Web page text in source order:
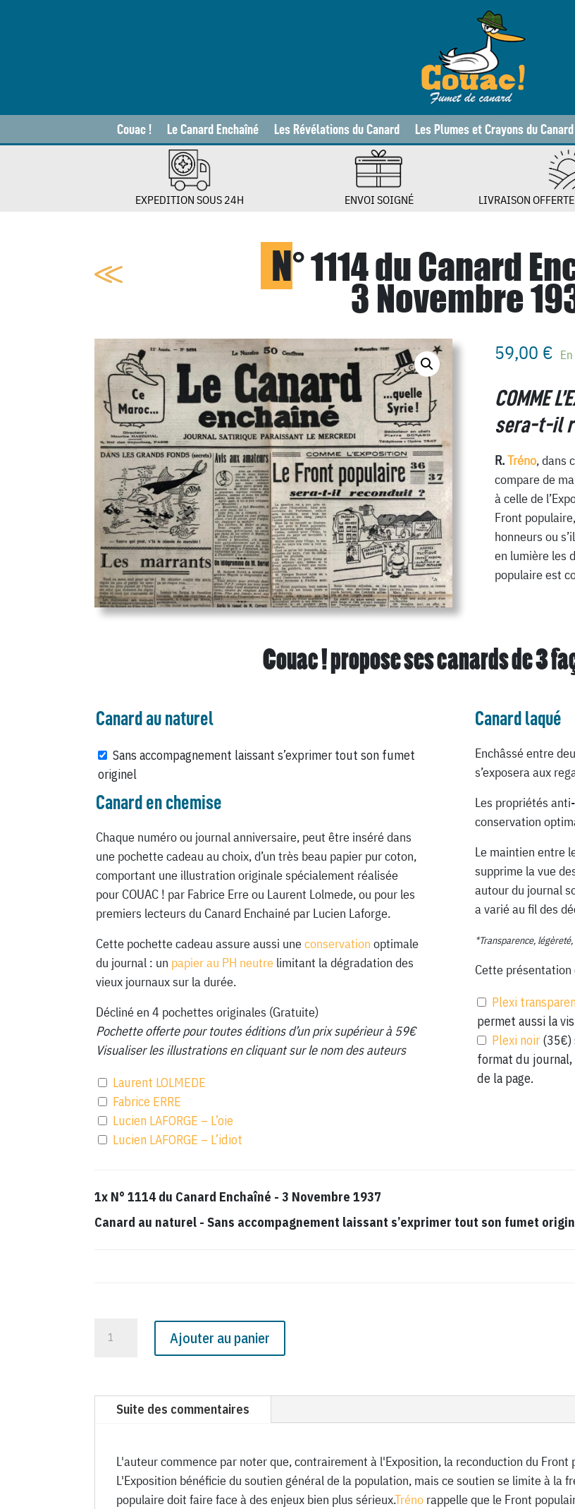
Couac ! Le Canard Enchaîné Les Révélations du Canard Les Plumes et Crayons du Canard
EXPEDITION SOUS 24H ENVOI SOIGNÉ LIVRAISON
N° 1114 du Canard
3 Novembre
59,00 €
COMME
sera-t-il
R.Tréno, dans
compare de
à celle de
Front
honneurs ou
en lumière les
populaire est
Couac ! propose ses canards de3
Canard au naturel
Sans accompagnement laissant s’exprimer tout son fumet
originel
Canard en chemise
Chaque numéro ou journal anniversaire, peut être inséré dans
une pochette cadeau au choix, d’un très beau papier pur coton,
comportant une illustration originale spécialement réalisée
pour COUAC ! par Fabrice Erre ou Laurent Lolmede, ou pour les
premiers lecteurs du Canard Enchainé par Lucien Laforge.
Cette pochette cadeau assure aussi uneconservation optimale
du journal : un papier au PH neutre limitant la dégradation des
vieux journaux sur la durée.
Décliné en 4 pochettes originales (Gratuite)
Pochette offerte pour toutes éditions d’un prix supérieur à 59€
Visualiser les illustrations en cliquant sur le nom des auteurs
Laurent LOLMEDE
Fabrice ERRE
Lucien LAFORGE – L’oie
Lucien LAFORGE – L’idiot
Canard laqué
Enchâssé entre
s’exposera aux
Les propriétés
conservation
Le maintien entre
supprime la vue
autour du journal
a varié au fil des
*Transparence,
Cette
Plexi
permet aussi la
Plexi noir (35€)
format du journal,
de la page.
1x N° 1114 du Canard Enchaîné - 3 Novembre 1937
Canard au naturel -Sans accompagnement laissant s’exprimer tout son fumet
Novembre
Ajouter au panier
Suite des commentaires
L'auteur commence par noter que, contrairement à l'Exposition, la reconduction du
L'Exposition bénéficie du soutien général de la population, mais ce soutien se limite à la
populaire doit faire face à des enjeux bien plus sérieux.Tréno rappelle que le Front